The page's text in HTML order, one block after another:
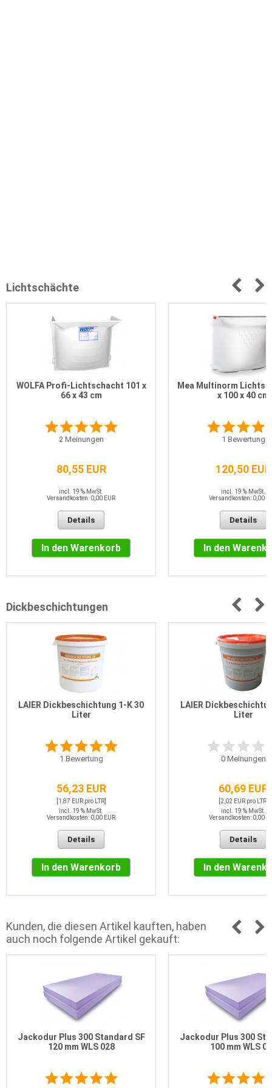
Lichtschächte
WOLFA Profi-Lichtschacht 101 x
66 x 43 cm
2 Meinungen
80,55 EUR
incl. 19 % MwSt.
Versandkosten: 0,00 EUR
Details
In den Warenkorb
Mea Multinorm
x 100 x 40 cm
1 Bewertung
120,50 EUR
incl. 19 % MwSt.
Versandkosten: 0,00
Details
In den
Dickbeschichtungen
LAIER Dickbeschichtung 1-K 30
Liter
1 Bewertung
56,23 EUR
[1,87 EUR pro LTR]
incl. 19 % MwSt.
Versandkosten: 0,00 EUR
Details
In den Warenkorb
LAIER
Liter
0Meinungen
60,69 EUR
[2,02 EUR pro LTR]
incl. 19 % MwSt.
Versandkosten: 0,00
Details
In den
Kunden, die diesen Artikel kauften, haben
auch noch folgende Artikel gekauft:
Jackodur Plus 300 Standard SF
120 mm WLS 028
Jackodur Plus 300
100 mm WLS